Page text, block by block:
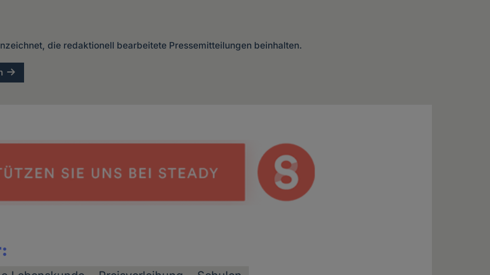
die redaktionell bearbeitete Pressemitteilungen beinhalten.